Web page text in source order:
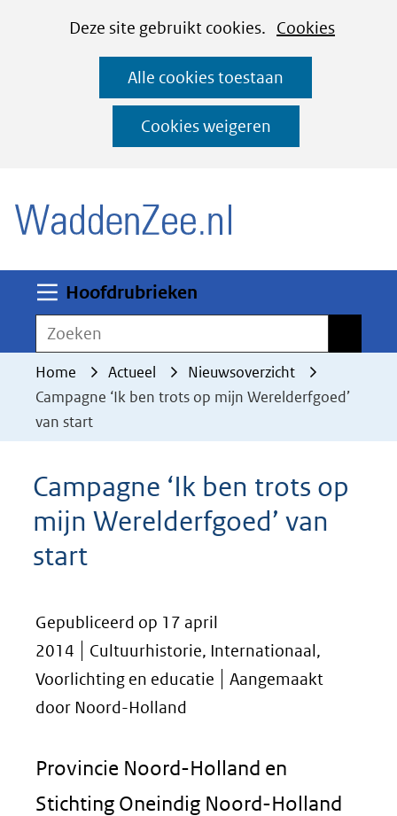
CookiesDeze site gebruikt cookies. Cookies
deze
worden
toegestaan
geweigerd.
Alle cookies toestaan
Cookies weigeren
Ga
naar
de
inhoud
Hoofdrubrieken
Zoeken
Home Actueel
Nieuwsoverzicht
Campagne ‘Ik ben trots op mijn Werelderfgoed’
van start
Campagne ‘Ik ben trots op
mijn Werelderfgoed’ van
start
Gepubliceerd op 17 april
2014
Cultuurhistorie, Internationaal,
Voorlichting en educatie
Aangemaakt
door Noord-Holland
Provincie Noord-Holland en
Stichting Oneindig Noord-Holland